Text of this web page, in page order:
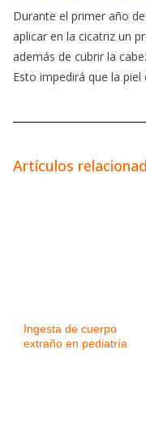
Durante el primer año
aplicar en la cicatriz un
además de cubrir la
Esto impedirá que la
Artículos
Ingesta de cuerpo
extraño en pediatría